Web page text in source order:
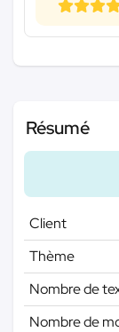
Résumé
Client
Thème
Nombre de
Nombre de